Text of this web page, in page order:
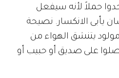
حملاً لأنه سيفعل
يأبى الانكسار. نصيحة
مولود يتنشق الهواء من
على صديق أو حبيب أو